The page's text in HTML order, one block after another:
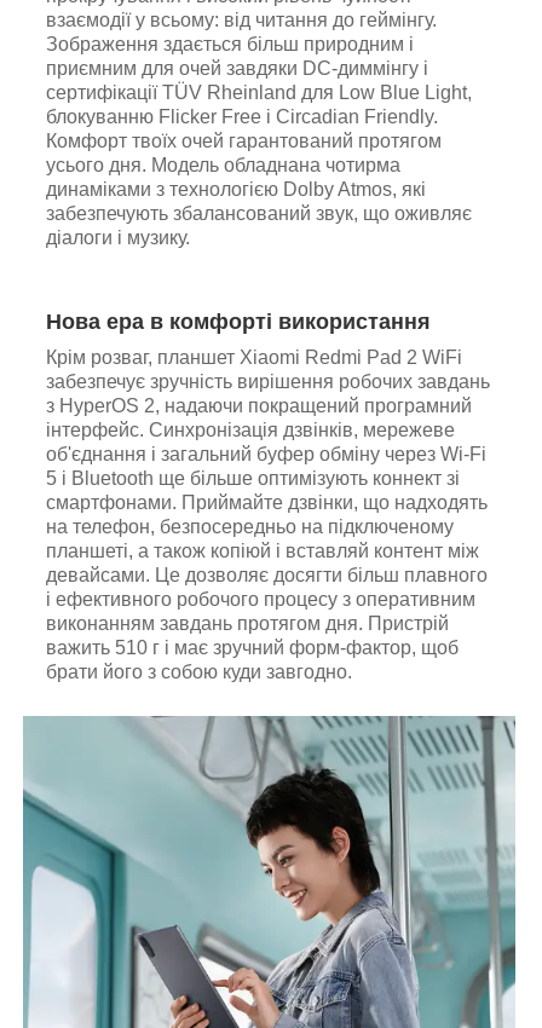
взаємодії у всьому: від читання до геймінгу.
Зображення здається більш природним і
приємним для очей завдяки DC-диммінгу і
сертифікації TÜV Rheinland для Low Blue Light,
блокуванню Flicker Free і Circadian Friendly.
Комфорт твоїх очей гарантований протягом
усього дня. Модель обладнана чотирма
динаміками з технологією Dolby Atmos, які
забезпечують збалансований звук, що оживляє
діалоги і музику.
Нова ера в комфорті використання
Крім розваг, планшет Xiaomi Redmi Pad 2 WiFi
забезпечує зручність вирішення робочих завдань
з HyperOS 2, надаючи покращений програмний
інтерфейс. Синхронізація дзвінків, мережеве
об'єднання і загальний буфер обміну через Wi-Fi
5 і Bluetooth ще більше оптимізують коннект зі
смартфонами. Приймайте дзвінки, що надходять
на телефон, безпосередньо на підключеному
планшеті, а також копіюй і вставляй контент між
девайсами. Це дозволяє досягти більш плавного
і ефективного робочого процесу з оперативним
виконанням завдань протягом дня. Пристрій
важить 510 г і має зручний форм-фактор, щоб
брати його з собою куди завгодно.